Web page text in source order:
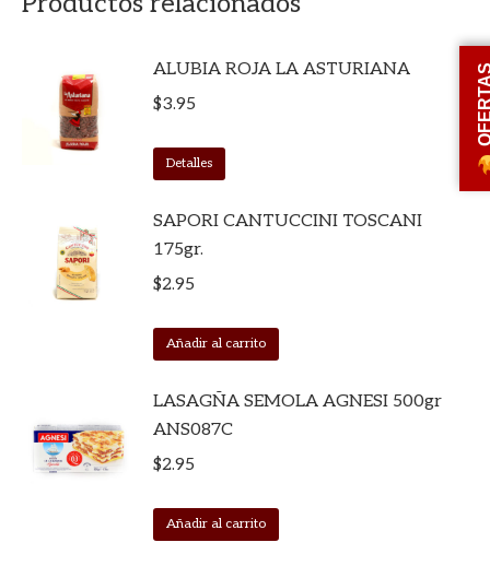
ALUBIA ROJA LA ASTURIANA
$3.95
Detalles
SAPORI CANTUCCINI TOSCANI
175gr.
$2.95
Añadir al carrito
LASAGÑA SEMOLA AGNESI 500gr
ANS087C
$2.95
Añadir al carrito